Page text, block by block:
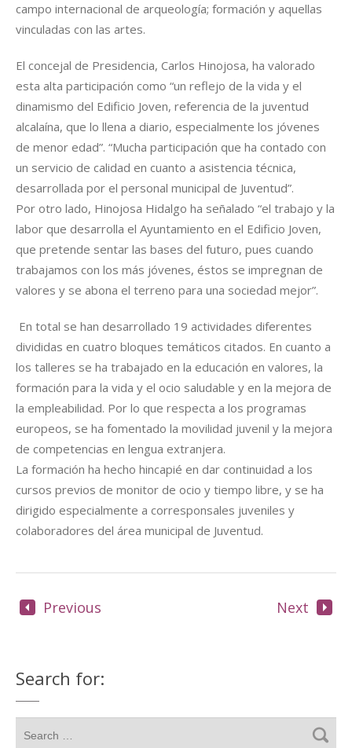
campo internacional de arqueología; formación y aquellas
vinculadas con las artes.
El concejal de Presidencia, Carlos Hinojosa, ha valorado
esta alta participación como “un reflejo de la vida y el
dinamismo del Edificio Joven, referencia de la juventud
alcalaína, que lo llena a diario, especialmente los jóvenes
de menor edad”. “Mucha participación que ha contado con
un servicio de calidad en cuanto a asistencia técnica,
desarrollada por el personal municipal de Juventud”.
Por otro lado, Hinojosa Hidalgo ha señalado “el trabajo y la
labor que desarrolla el Ayuntamiento en el Edificio Joven,
que pretende sentar las bases del futuro, pues cuando
trabajamos con los más jóvenes, éstos se impregnan de
valores y se abona el terreno para una sociedad mejor”.
En total se han desarrollado 19 actividades diferentes
divididas en cuatro bloques temáticos citados. En cuanto a
los talleres se ha trabajado en la educación en valores, la
formación para la vida y el ocio saludable y en la mejora de
la empleabilidad. Por lo que respecta a los programas
europeos, se ha fomentado la movilidad juvenil y la mejora
de competencias en lengua extranjera.
La formación ha hecho hincapié en dar continuidad a los
cursos previos de monitor de ocio y tiempo libre, y se ha
dirigido especialmente a corresponsales juveniles y
colaboradores del área municipal de Juventud.
Previous Next
Search for: